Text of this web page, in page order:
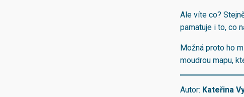
Ale víte co?
pamatuje i to, co
Možná proto ho
moudrou mapu,
Autor: Kateřina